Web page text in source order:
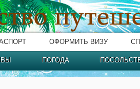
ОФОРМИТЬ ВИЗУ
ПОГОДА